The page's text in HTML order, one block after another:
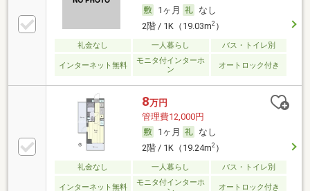
1ヶ月
なし
2階 / 1K（19.03m2）
礼金なし 一人暮らし バス・トイレ別
インターネット無料
モニタ付インターホ
ン
オートロック付き
8万円
管理費12,000円
1ヶ月
なし
2階 / 1K（19.24m2）
礼金なし 一人暮らし バス・トイレ別
インターネット無料
モニタ付インターホ
オートロック付き